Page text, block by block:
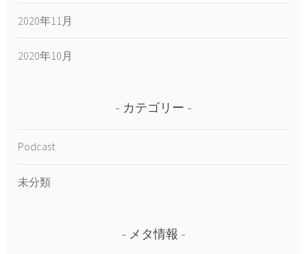
2020年11月
2020年10月
カテゴリー
Podcast
未分類
メタ情報